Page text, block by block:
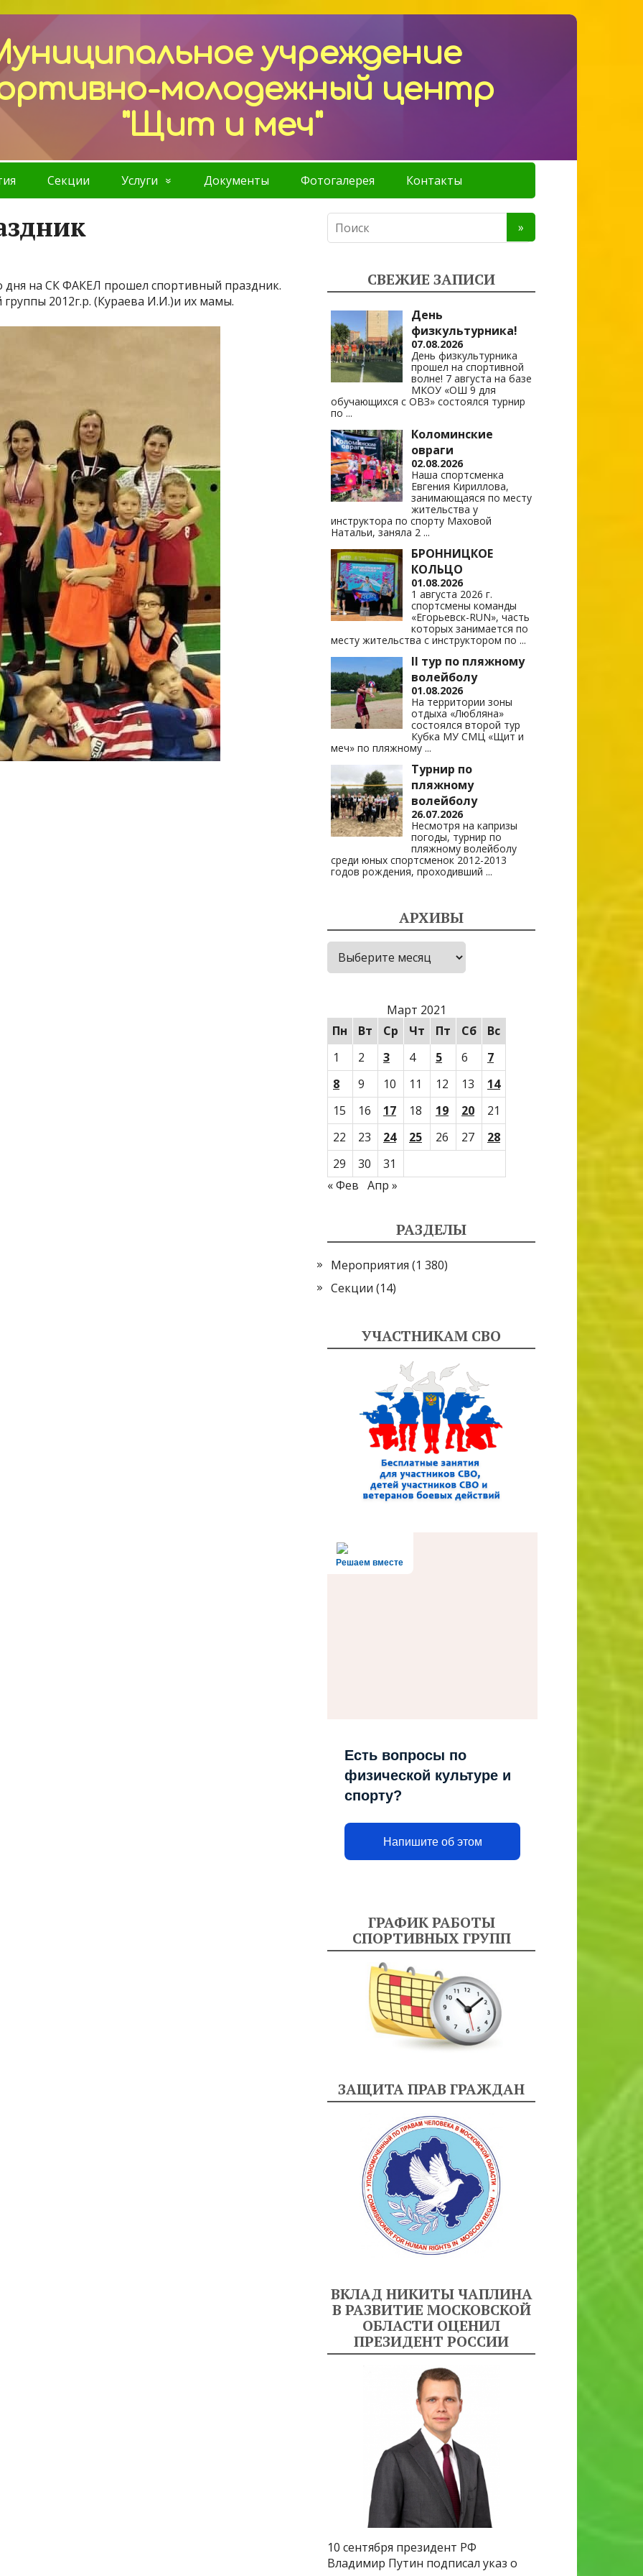
учреждение
молодежный центр
"Щит и меч"
Секции Услуги Документы Фотогалерея Контакты
на СК ФАКЕЛ прошел спортивный праздник.
2012г.р. (Кураева И.И.)и их мамы.
СВЕЖИЕ ЗАПИСИ
День
физкультурника!
07.08.2026
День физкультурника
прошел на спортивной
волне! 7 августа на базе
МКОУ «ОШ 9 для
обучающихся с ОВЗ» состоялся турнир
по...
Коломинские
овраги
02.08.2026
Наша спортсменка
Евгения Кириллова,
занимающаяся по месту
жительства у
инструктора по спорту Маховой
Натальи, заняла 2 ...
БРОННИЦКОЕ
КОЛЬЦО
01.08.2026
1 августа 2026 г.
спортсмены команды
«Егорьевск-RUN», часть
которых занимается по
месту жительства с инструктором по ...
II тур по пляжному
волейболу
01.08.2026
На территории зоны
отдыха «Любляна»
состоялся второй тур
Кубка МУ СМЦ «Щит и
меч» по пляжному ...
Турнир по
пляжному
волейболу
26.07.2026
Несмотря на капризы
погоды, турнир по
пляжному волейболу
среди юных спортсменок 2012-2013
годов рождения, проходивший ...
АРХИВЫ
Архивы
Март 2021
Пн
Вт Ср Чт Пт Сб
Вс
1
2 3 4 5 6
7
8
9 10 11 12 13
14
15
16 17 18 19 20
21
22
23 24 25 26 27
28
29
30
31
« Фев Апр »
РАЗДЕЛЫ
Мероприятия (1 380)
Секции (14)
УЧАСТНИКАМ СВО
Решаем вместе
Есть вопросы по
физической культуре и
спорту?
Напишите об этом
ГРАФИК РАБОТЫ
СПОРТИВНЫХ ГРУПП
ЗАЩИТА ПРАВ ГРАЖДАН
ВКЛАД НИКИТЫ ЧАПЛИНА
В РАЗВИТИЕ МОСКОВСКОЙ
ОБЛАСТИ ОЦЕНИЛ
ПРЕЗИДЕНТ РОССИИ
10 сентября президент РФ
Владимир Путин подписал указ о